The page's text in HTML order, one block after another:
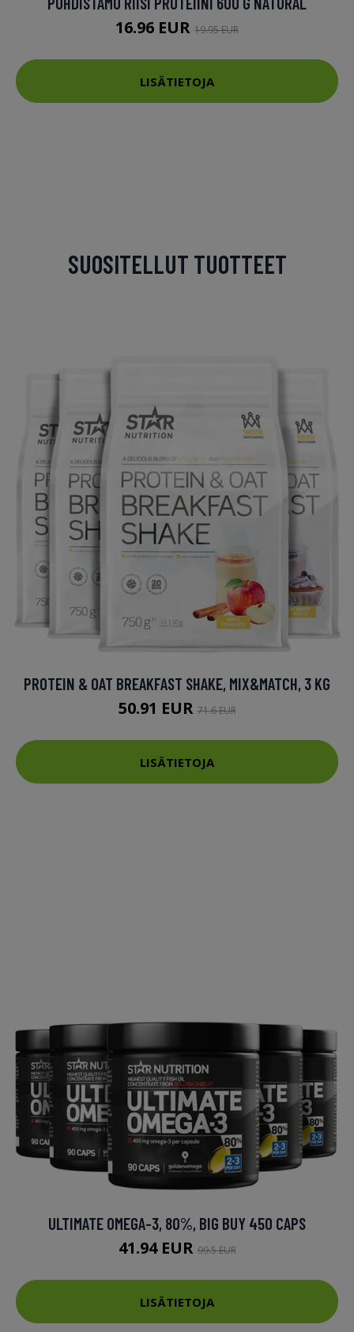
16.96 EUR 19.95 EUR
LISÄTIETOJA
SUOSITELLUT TUOTTEET
PROTEIN & OAT BREAKFAST SHAKE, MIX&MATCH, 3 KG
50.91 EUR71.6 EUR
LISÄTIETOJA
ULTIMATE OMEGA-3, 80%, BIG BUY 450 CAPS
41.94 EUR99.5 EUR
LISÄTIETOJA